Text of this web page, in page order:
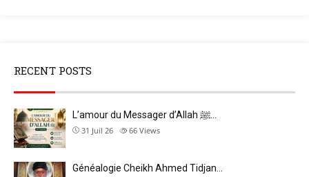
RECENT POSTS
L’amour du Messager d’Allah ﷺ…
31 Juil 26 66 Views
Généalogie Cheikh Ahmed Tidjan…